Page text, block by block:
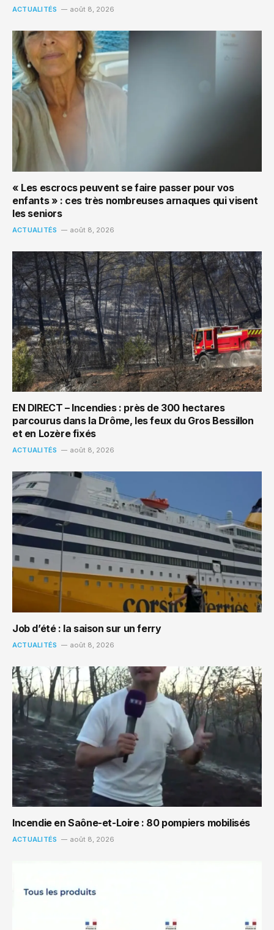
ACTUALITÉS août 8, 2026
« Les escrocs peuvent se faire passer pour vos
enfants » : ces très nombreuses arnaques qui visent
les seniors
ACTUALITÉS août 8, 2026
EN DIRECT – Incendies : près de 300 hectares
parcourus dans la Drôme, les feux du Gros Bessillon
et en Lozère fixés
ACTUALITÉS août 8, 2026
Job d’été : la saison sur un ferry
ACTUALITÉS août 8, 2026
Incendie en Saône-et-Loire : 80 pompiers mobilisés
ACTUALITÉS août 8, 2026